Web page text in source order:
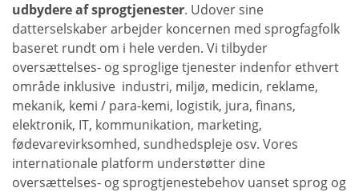
udbydere af sprogtjenester. Udover sine
datterselskaber arbejder koncernen med sprogfagfolk
baseret rundt om i hele verden. Vi tilbyder
oversættelses- og sproglige tjenester indenfor ethvert
område inklusive industri, miljø, medicin, reklame,
mekanik, kemi / para-kemi, logistik, jura, finans,
elektronik, IT, kommunikation, marketing,
fødevarevirksomhed, sundhedspleje osv. Vores
internationale platform understøtter dine
oversættelses- og sprogtjenestebehov uanset sprog og